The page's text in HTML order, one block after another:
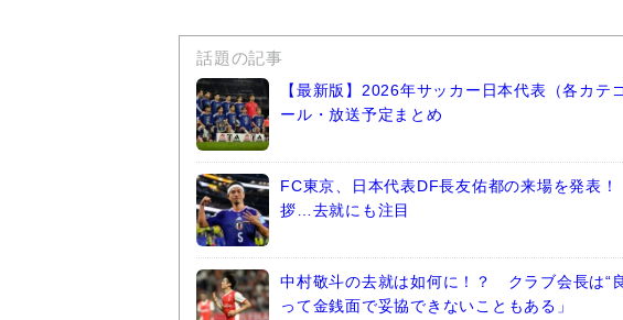
話題の記事
【最新版】2026年サッカー日本代表（各カテ
ール・放送予定まとめ
FC東京、日本代表DF長友佑都の来場を発表
拶…去就にも注目
中村敬斗の去就は如何に！？ クラブ会長は“
って金銭面で妥協できないこともある」